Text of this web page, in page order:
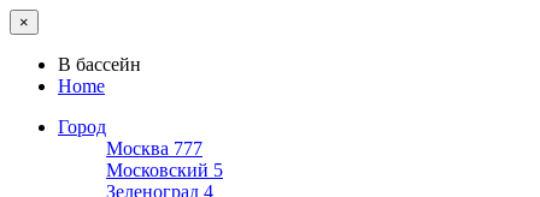
×
В бассейн
Home
Город
Москва 777
Московский 5
Зеленоград 4